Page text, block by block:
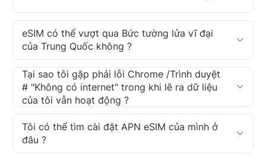
eSIM có thể vượt qua Bức tường lửa vĩ đại
của Trung Quốc không ?
Tại sao tôi gặp phải lỗi Chrome /Trình duyệt
# "Không có internet" trong khi lẽ ra dữ liệu
của tôi vẫn hoạt động ?
Tôi có thể tìm cài đặt APN eSIM của mình ở
đâu ?